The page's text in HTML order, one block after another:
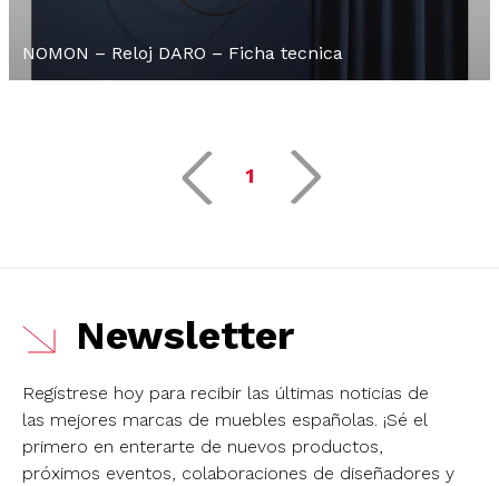
NOMON – Reloj DARO – Ficha tecnica
1
Newsletter
Regístrese hoy para recibir las últimas noticias de
las mejores marcas de muebles españolas. ¡Sé el
primero en enterarte de nuevos productos,
próximos eventos, colaboraciones de diseñadores y